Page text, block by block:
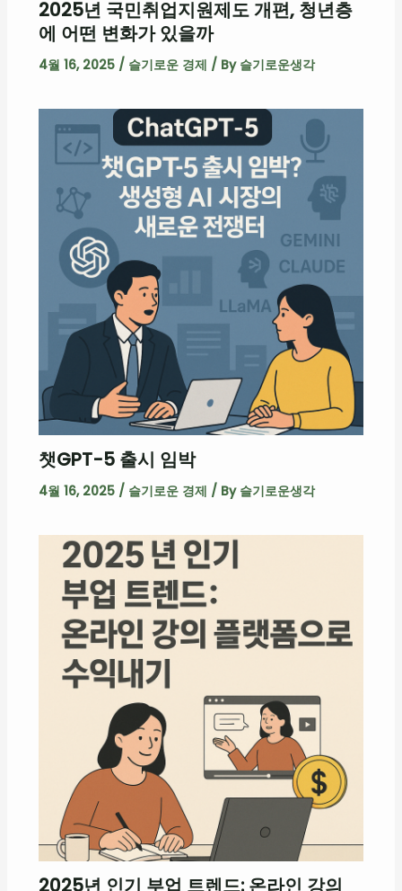
2025년 국민취업지원제도 개편, 청년층
에 어떤 변화가 있을까
4월 16, 2025 / 슬기로운 경제 / By 슬기로운생각
챗GPT-5 출시 임박
4월 16, 2025 / 슬기로운 경제 / By 슬기로운생각
2025년 인기 부업 트렌드: 온라인 강의